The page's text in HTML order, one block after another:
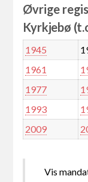
Øvrige
Kyrkjebø
1945
1961
1977
1993
2009
Vis